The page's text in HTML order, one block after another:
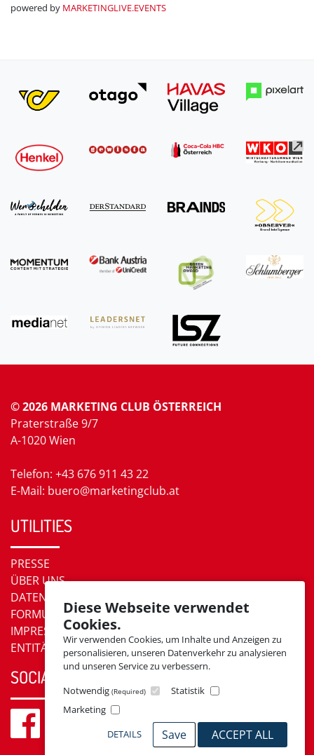
Diese Webseite verwendet
Cookies.
Wir verwenden Cookies, um Inhalte und Anzeigen zu
personalisieren, unseren Datenverkehr zu analysieren
und unseren Service zu verbessern.
Notwendig (Required)
Statistik
Marketing
DETAILS
Save ACCEPT ALL
powered by MARKETINGLIVE.EVENTS
© 2026 MARKETING CLUB ÖSTERREICH
Praterstraße 9/7
A-1020 Wien
Telefon: +43 676 911 43 22
E-Mail: buero@marketingclub.at
UTILITIES
PRESSE
ÜBER UNS
DATENSCHUTZ
FORMULARE
IMPRESSUM
ENTITÄTEN
SOCIAL MEDIA